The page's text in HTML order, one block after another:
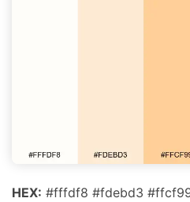
HEX: #fffdf8 #fdebd3